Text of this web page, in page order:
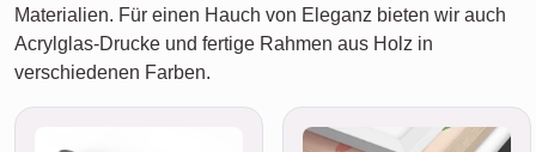
Materialien. Für einen Hauch von Eleganz bieten wir auch
Acrylglas-Drucke und fertige Rahmen aus Holz in
verschiedenen Farben.